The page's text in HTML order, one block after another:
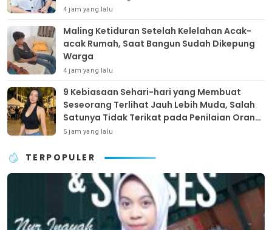
4 jam yang lalu
Maling Ketiduran Setelah Kelelahan Acak-
acak Rumah, Saat Bangun Sudah Dikepung
Warga
4 jam yang lalu
9 Kebiasaan Sehari-hari yang Membuat
Seseorang Terlihat Jauh Lebih Muda, Salah
Satunya Tidak Terikat pada Penilaian Orang
Lain
5 jam yang lalu
TERPOPULER